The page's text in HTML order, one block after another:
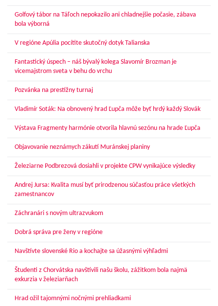
Golfový tábor na Táľoch nepokazilo ani chladnejšie počasie, zábava
bola výborná
V regióne Apúlia pocítite skutočný dotyk Talianska
Fantastický úspech – náš bývalý kolega Slavomír Brozman je
vicemajstrom sveta v behu do vrchu
Pozvánka na prestížny turnaj
Vladimír Soták: Na obnovený hrad Ľupča môže byť hrdý každý Slovák
Výstava Fragmenty harmónie otvorila hlavnú sezónu na hrade Ľupča
Objavovanie neznámych zákutí Muránskej planiny
Železiarne Podbrezová dosiahli v projekte CPW vynikajúce výsledky
Andrej Jursa: Kvalita musí byť prirodzenou súčasťou práce všetkých
zamestnancov
Záchranári s novým ultrazvukom
Dobrá správa pre ženy v regióne
Navštívte slovenské Rio a kochajte sa úžasnými výhľadmi
Študenti z Chorvátska navštívili našu školu, zážitkom bola najmä
exkurzia v železiarňach
Hrad ožil tajomnými nočnými prehliadkami